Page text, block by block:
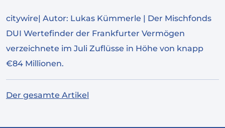
citywire| Autor: Lukas Kümmerle | Der Mischfonds
DUI Wertefinder der Frankfurter Vermögen
verzeichnete im Juli Zuflüsse in Höhe von knapp
€84 Millionen.
Der gesamte Artikel